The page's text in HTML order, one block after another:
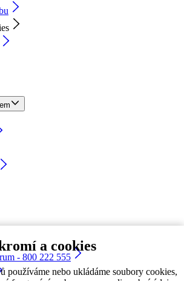
a cookies
používáme nebo ukládáme soubory cookies,
- 800 222 555